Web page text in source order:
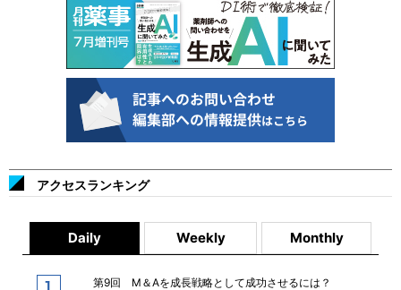
アクセスランキング
Daily Weekly Monthly
第9回 M＆Aを成長戦略として成功させるには？